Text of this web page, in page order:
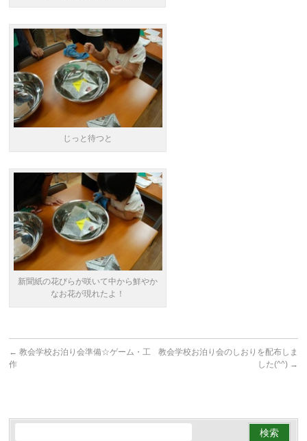
じっと待つと
新聞紙の花びらが咲いて中から鮮やか
なお花が現れたよ！
← 教会学校お泊り会準備☆ゲーム・工
作
教会学校お泊り会のしおりを配布しま
した(^^) →